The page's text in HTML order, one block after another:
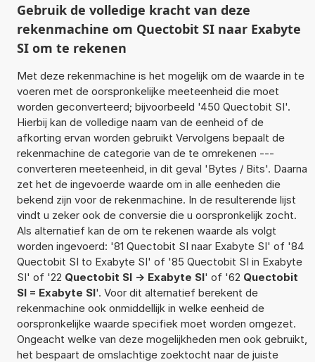
Gebruik de volledige kracht van deze
rekenmachine om Quectobit SI naar Exabyte
SI om te rekenen
Met deze rekenmachine is het mogelijk om de waarde in te
voeren met de oorspronkelijke meeteenheid die moet
worden geconverteerd; bijvoorbeeld '450 Quectobit SI'.
Hierbij kan de volledige naam van de eenheid of de
afkorting ervan worden gebruikt Vervolgens bepaalt de
rekenmachine de categorie van de te omrekenen ---
converteren meeteenheid, in dit geval 'Bytes / Bits'. Daarna
zet het de ingevoerde waarde om in alle eenheden die
bekend zijn voor de rekenmachine. In de resulterende lijst
vindt u zeker ook de conversie die u oorspronkelijk zocht.
Als alternatief kan de om te rekenen waarde als volgt
worden ingevoerd: '81 Quectobit SI naar Exabyte SI' of '84
Quectobit SI to Exabyte SI' of '85 Quectobit SI in Exabyte
SI' of '22 Quectobit SI -> Exabyte SI' of '62 Quectobit
SI = Exabyte SI'. Voor dit alternatief berekent de
rekenmachine ook onmiddellijk in welke eenheid de
oorspronkelijke waarde specifiek moet worden omgezet.
Ongeacht welke van deze mogelijkheden men ook gebruikt,
het bespaart de omslachtige zoektocht naar de juiste